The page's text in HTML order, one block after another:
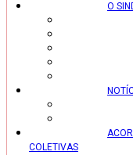
O
COLETIVAS